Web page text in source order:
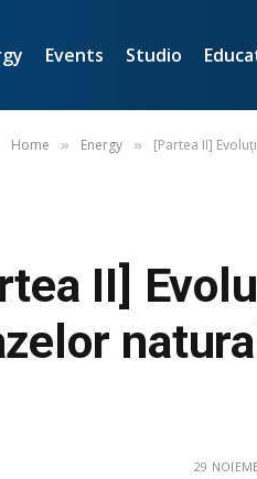
Events Studio
Home » Energy » [Partea II]
II]
29